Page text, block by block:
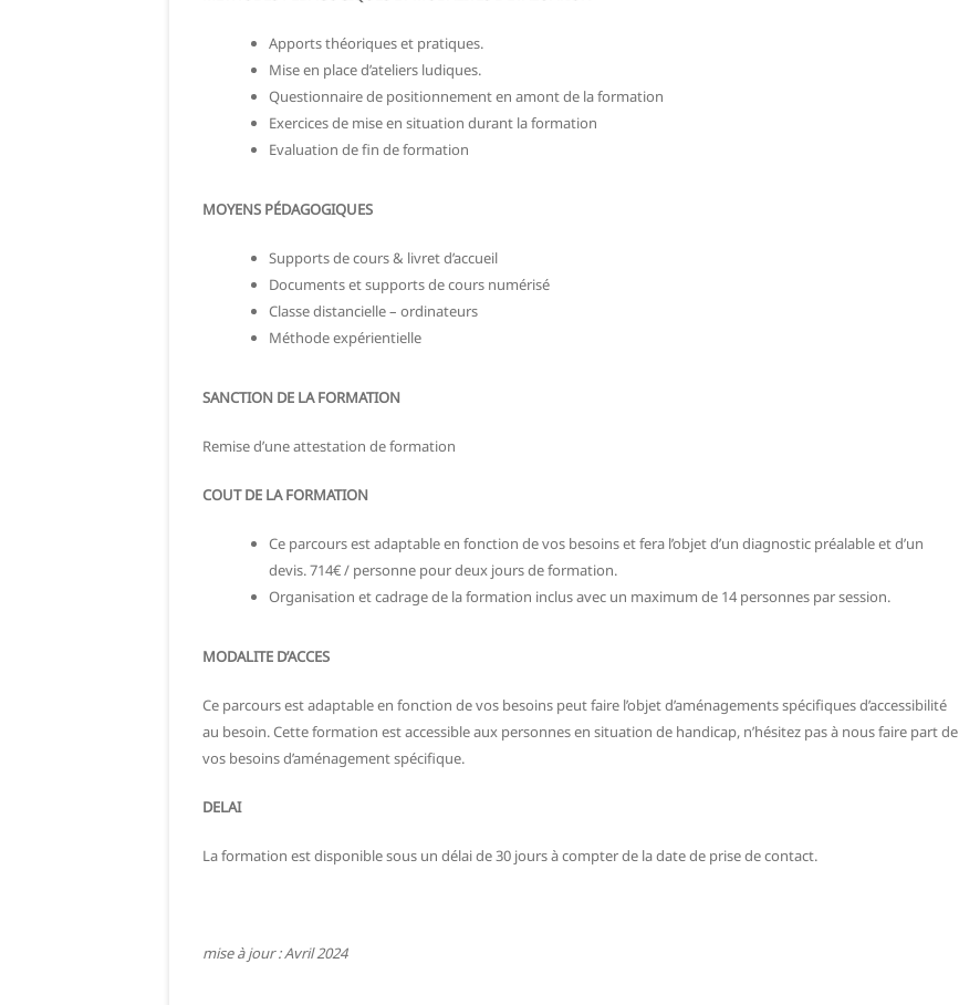
Apports théoriques et pratiques.
Mise en place d’ateliers ludiques.
Questionnaire de positionnement en amont de la formation
Exercices de mise en situation durant la formation
Evaluation de fin de formation
MOYENS PÉDAGOGIQUES
Supports de cours & livret d’accueil
Documents et supports de cours numérisé
Classe distancielle – ordinateurs
Méthode expérientielle
SANCTION DE LA FORMATION
Remise d’une attestation de formation
COUT DE LA FORMATION
Ce parcours est adaptable en fonction de vos besoins et fera l’objet d’un diagnostic préalable et d’un
devis.714€ / personne pour deux jours de formation.
Organisation et cadrage de la formation inclus avec un maximum de 14 personnes par session.
MODALITE D’ACCES
Ce parcours est adaptable en fonction de vos besoins peut faire l’objet d’aménagements spécifiques d’accessibilité
au besoin. Cette formation est accessible aux personnes en situation de handicap, n’hésitez pas à nous faire part de
vos besoins d’aménagement spécifique.
DELAI
La formation est disponible sous un délai de 30 jours à compter de la date de prise de contact.
mise à jour : Avril 2024